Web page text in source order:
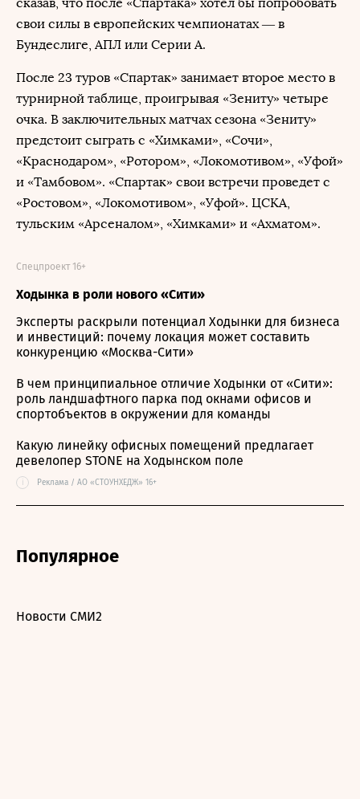
свои силы в европейских чемпионатах — в
Бундеслиге, АПЛ или Серии А.
После 23 туров «Спартак» занимает второе место в
турнирной таблице, проигрывая «Зениту» четыре
очка. В заключительных матчах сезона «Зениту»
предстоит сыграть с «Химками», «Сочи»,
«Краснодаром», «Ротором», «Локомотивом», «Уфой»
и «Тамбовом». «Спартак» свои встречи проведет с
«Ростовом», «Локомотивом», «Уфой». ЦСКА,
тульским «Арсеналом», «Химками» и «Ахматом».
Ходынка в роли нового «Сити»
Спецпроект 16+
Эксперты раскрыли потенциал Ходынки для бизнеса
и инвестиций: почему локация может составить
конкуренцию «Москва-Сити»
В чем принципиальное отличие Ходынки от «Сити»:
роль ландшафтного парка под окнами офисов и
спортобъектов в окружении для команды
Какую линейку офисных помещений предлагает
девелопер STONE на Ходынском поле
i Реклама / АО «СТОУНХЕДЖ» 16+
Популярное
Новости СМИ2